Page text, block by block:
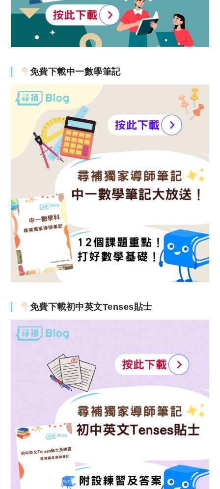
免費下載中一數學筆記
免費下載初中英文Tenses貼士